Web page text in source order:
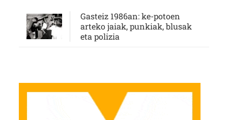
Gasteiz 1986an: ke-potoen
arteko jaiak, punkiak, blusak
eta polizia